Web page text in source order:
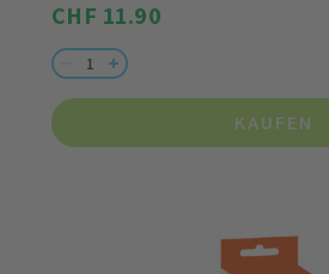
CHF 11.90
KAUFEN